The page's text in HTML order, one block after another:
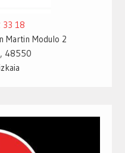
33 18
Martin Modulo 2
48550